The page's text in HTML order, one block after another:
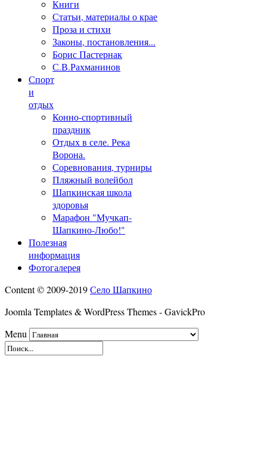
Книги
Статьи, материалы о крае
Проза и стихи
Законы, постановления...
Борис Пастернак
С.В.Рахманинов
Спорт
и
отдых
Конно-спортивный
праздник
Отдых в селе. Река
Ворона.
Соревнования, турниры
Пляжный волейбол
Шапкинская школа
здоровья
Марафон "Мучкап-
Шапкино-Любо!"
Полезная
информация
Фотогалерея
Content © 2009-2019Село Шапкино
Joomla Templates & WordPress Themes - GavickPro
Menu